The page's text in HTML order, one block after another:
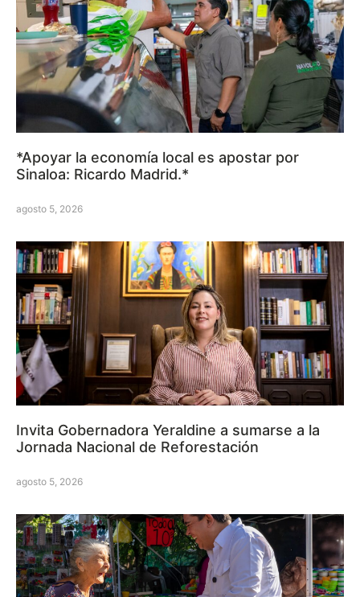
*Apoyar la economía local es apostar por
Sinaloa: Ricardo Madrid.*
agosto 5, 2026
Invita Gobernadora Yeraldine a sumarse a la
Jornada Nacional de Reforestación
agosto 5, 2026